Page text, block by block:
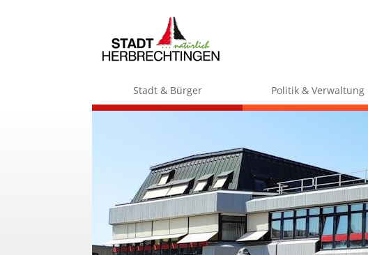
Stadt & Bürger Politik & Verwaltung